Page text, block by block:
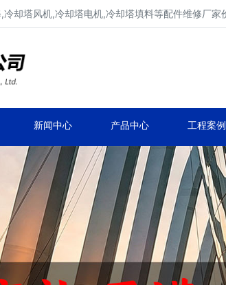
却塔风机,冷却塔电机,冷却塔填料等配件维修厂家
新闻中心 产品中心 工程案例